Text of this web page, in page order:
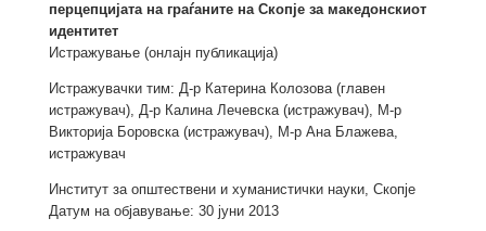
перцепцијата на граѓаните на Скопје за македонскиот
идентитет
Истражување (онлајн публикација)
Истражувачки тим: Д-р Катерина Колозова (главен
истражувач), Д-р Калина Лечевска (истражувач), М-р
Викторија Боровска (истражувач), М-р Ана Блажева,
истражувач
Институт за општествени и хуманистички науки, Скопје
Датум на објавување: 30 јуни 2013